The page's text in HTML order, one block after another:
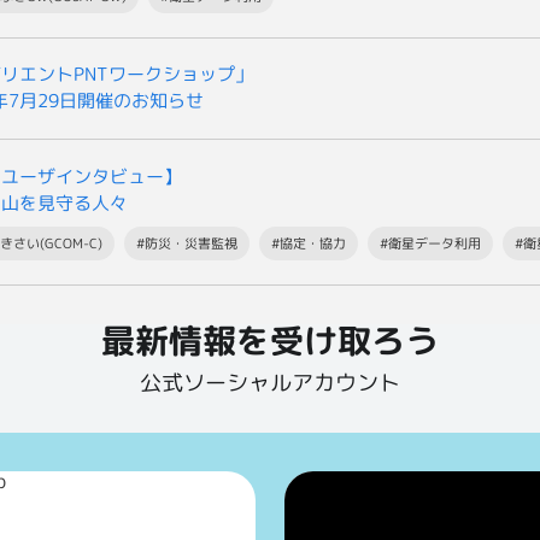
エントPNTワークショップ」
7月29日開催のお知らせ
ーザインタビュー】
を見守る人々
さい(GCOM-C) #防災・災害監視 #協定・協力 #衛星データ利用 #衛
最新情報を受け取ろう
公式ソーシャルアカウント